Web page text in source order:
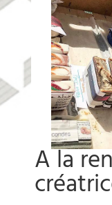
A la